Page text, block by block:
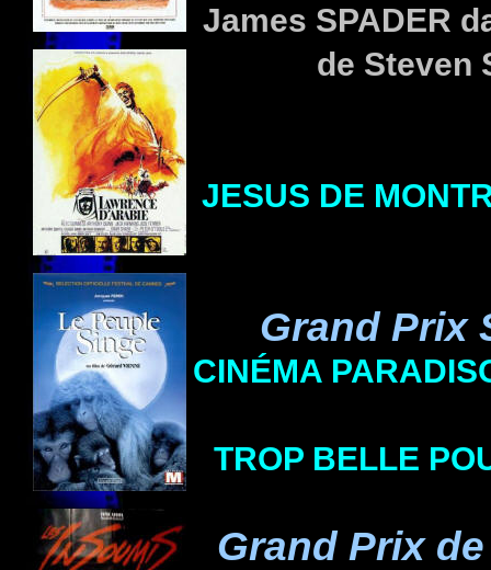
James SPADER
de Steven
JESUS DE
Grand Prix
CINÉMA
TROP BELLE
Grand Prix